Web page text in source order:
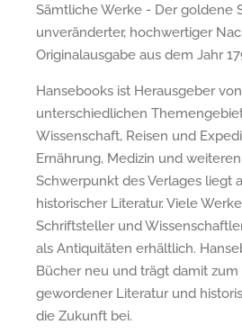
Sämtliche Werke - Der goldene
unveränderter, hochwertiger
Originalausgabe aus dem Jahr
Hansebooks ist Herausgeber
unterschiedlichen
Wissenschaft, Reisen und
Ernährung, Medizin und
Schwerpunkt des Verlages liegt
historischer Literatur. Viele
Schriftsteller und
als Antiquitäten erhältlich.
Bücher neu und trägt damit zum
gewordener Literatur und
die Zukunft bei.